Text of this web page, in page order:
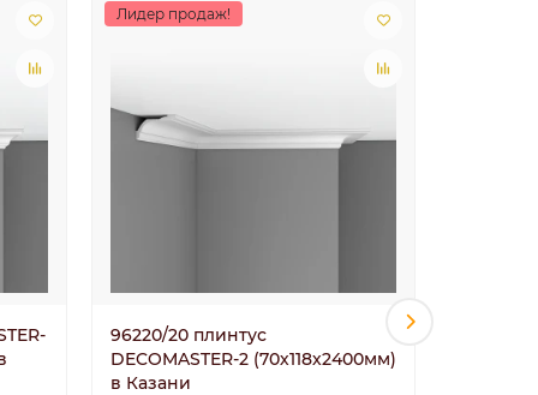
Лидер продаж!
96220/20 плинтус
DECOMASTER-2 (70х118х2400мм)
в Казани